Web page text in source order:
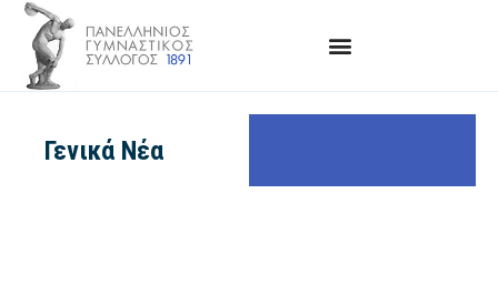
Γενικά Νέα